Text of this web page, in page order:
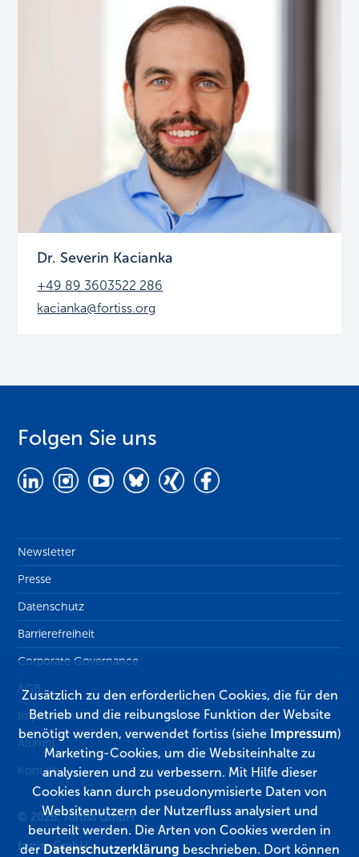
Dr. Severin Kacianka
+49 89 3603522 286
kacianka@fortiss.org
Folgen Sie uns
Newsletter
Presse
Datenschutz
Barrierefreiheit
Corporate Governance
AGB
Impressum
Alumni
Kontakt
© 2026, fortiss GmbH
fortiss GmbH
Zusätzlich zu den erforderlichen Cookies, die für den
Betrieb und die reibungslose Funktion der Website
benötigt werden, verwendet fortiss (siehe Impressum)
Marketing-Cookies, um die Websiteinhalte zu
analysieren und zu verbessern. Mit Hilfe dieser
Cookies kann durch pseudonymisierte Daten von
Websitenutzern der Nutzerfluss analysiert und
beurteilt werden. Die Arten von Cookies werden in
derDatenschutzerklärung beschrieben. Dort können